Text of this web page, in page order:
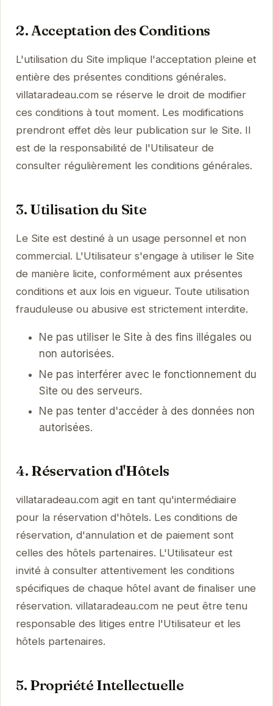
2. Acceptation des Conditions
L'utilisation du Site implique l'acceptation pleine et
entière des présentes conditions générales.
villataradeau.com se réserve le droit de modifier
ces conditions à tout moment. Les modifications
prendront effet dès leur publication sur le Site. Il
est de la responsabilité de l'Utilisateur de
consulter régulièrement les conditions générales.
3. Utilisation du Site
Le Site est destiné à un usage personnel et non
commercial. L'Utilisateur s'engage à utiliser le Site
de manière licite, conformément aux présentes
conditions et aux lois en vigueur. Toute utilisation
frauduleuse ou abusive est strictement interdite.
Ne pas utiliser le Site à des fins illégales ou
non autorisées.
Ne pas interférer avec le fonctionnement du
Site ou des serveurs.
Ne pas tenter d'accéder à des données non
autorisées.
4. Réservation d'Hôtels
villataradeau.com agit en tant qu'intermédiaire
pour la réservation d'hôtels. Les conditions de
réservation, d'annulation et de paiement sont
celles des hôtels partenaires. L'Utilisateur est
invité à consulter attentivement les conditions
spécifiques de chaque hôtel avant de finaliser une
réservation. villataradeau.com ne peut être tenu
responsable des litiges entre l'Utilisateur et les
hôtels partenaires.
5. Propriété Intellectuelle